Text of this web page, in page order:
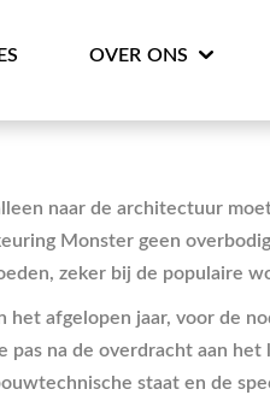
OVER ONS
naar de architectuur
Monster geen
zeker bij de populaire
afgelopen jaar, voor de
pas na de overdracht aan
staat en de